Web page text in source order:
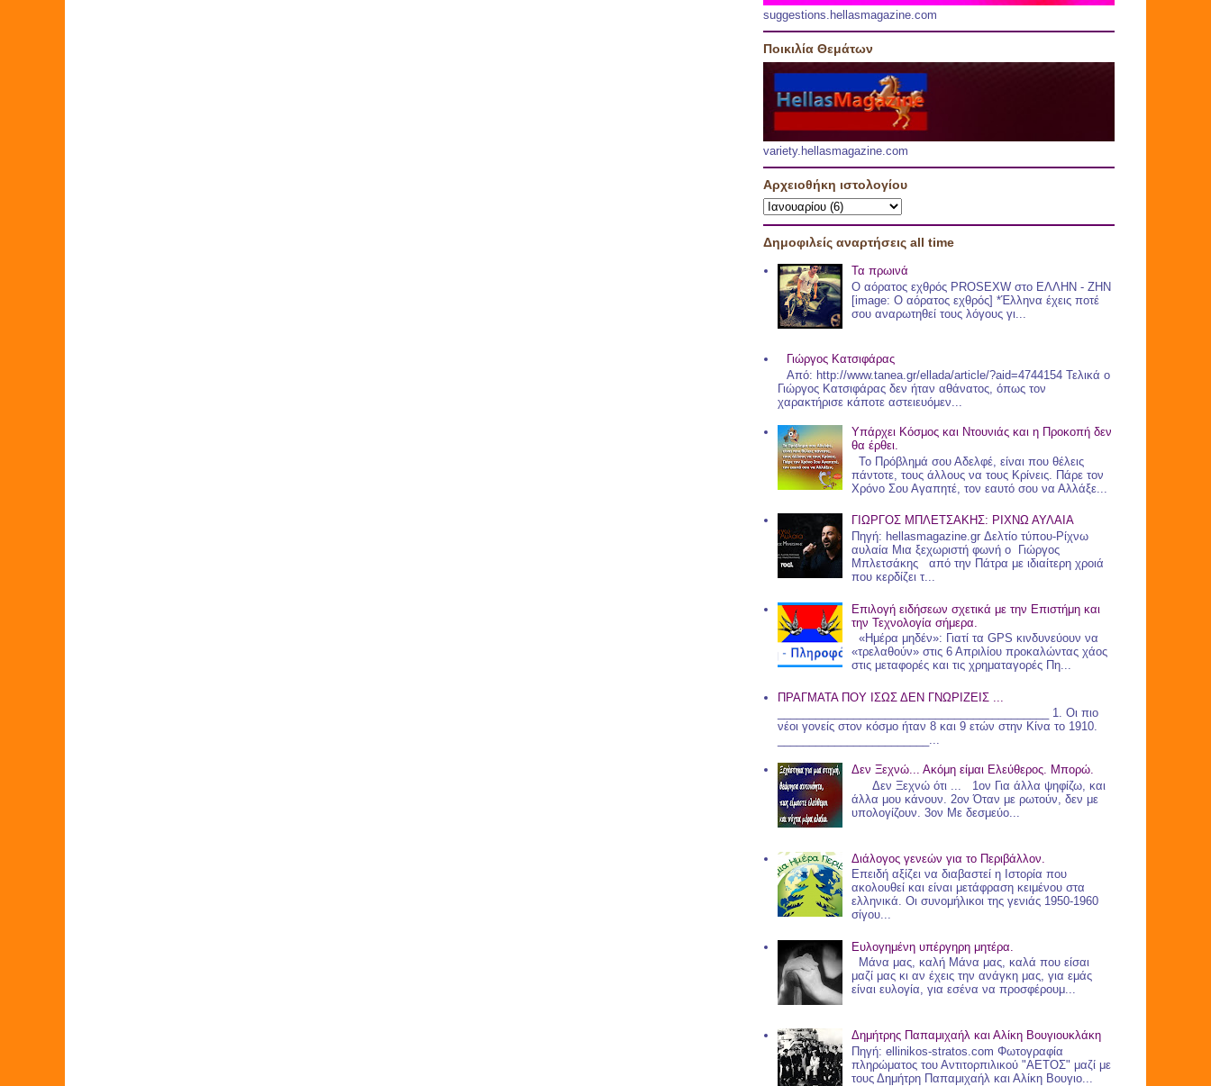
suggestions.hellasmagazine.com
Ποικιλία Θεμάτων
variety.hellasmagazine.com
Αρχειοθήκη ιστολογίου
Δημοφιλείς αναρτήσεις all time
Τα πρωινά
Ο αόρατος εχθρός PROSEXW στο ΕΛΛΗΝ - ΖHN
[image: Ο αόρατος εχθρός] *Έλληνα έχεις ποτέ
σου αναρωτηθεί τους λόγους γι...
Γιώργος Κατσιφάρας
Από: http://www.tanea.gr/ellada/article/?aid=4744154 Τελικά ο
Γιώργος Κατσιφάρας δεν ήταν αθάνατος, όπως τον
χαρακτήρισε κάποτε αστειευόμεν...
Υπάρχει Κόσμος και Ντουνιάς και η Προκοπή δεν
θα έρθει.
Το Πρόβλημά σου Αδελφέ, είναι που θέλεις
πάντοτε, τους άλλους να τους Κρίνεις. Πάρε τον
Χρόνο Σου Αγαπητέ, τον εαυτό σου να Αλλάξε...
ΓΙΩΡΓΟΣ ΜΠΛΕΤΣΑΚΗΣ: ΡΙΧΝΩ ΑΥΛΑΙΑ
Πηγή: hellasmagazine.gr Δελτίο τύπου-Ρίχνω
αυλαία Μια ξεχωριστή φωνή ο Γιώργος
Μπλετσάκης από την Πάτρα με ιδιαίτερη χροιά
που κερδίζει τ...
Επιλογή ειδήσεων σχετικά με την Επιστήμη και
την Τεχνολογία σήμερα.
«Ημέρα μηδέν»: Γιατί τα GPS κινδυνεύουν να
«τρελαθούν» στις 6 Απριλίου προκαλώντας χάος
στις μεταφορές και τις χρηματαγορές Πη...
ΠΡΑΓΜΑΤΑ ΠΟΥ ΙΣΩΣ ΔΕΝ ΓΝΩΡΙΖΕΙΣ ...
___________________________________________ 1. Οι πιο
νέοι γονείς στον κόσμο ήταν 8 και 9 ετών στην Κίνα το 1910.
________________________...
Δεν Ξεχνώ... Ακόμη είμαι Ελεύθερος. Μπορώ.
Δεν Ξεχνώ ότι ... 1ον Για άλλα ψηφίζω, και
άλλα μου κάνουν. 2ον Όταν με ρωτούν, δεν με
υπολογίζουν. 3ον Με δεσμεύο...
Διάλογος γενεών για το Περιβάλλον.
Επειδή αξίζει να διαβαστεί η Ιστορία που
ακολουθεί και είναι μετάφραση κειμένου στα
ελληνικά. Οι συνομήλικοι της γενιάς 1950-1960
σίγου...
Ευλογημένη υπέργηρη μητέρα.
Μάνα μας, καλή Μάνα μας, καλά που είσαι
μαζί μας κι αν έχεις την ανάγκη μας, για εμάς
είναι ευλογία, για εσένα να προσφέρουμ...
Δημήτρης Παπαμιχαήλ και Αλίκη Βουγιουκλάκη
Πηγή: ellinikos-stratos.com Φωτογραφία
πληρώματος του Αντιτορπιλικού "ΑΕΤΟΣ" μαζί με
τους Δημήτρη Παπαμιχαήλ και Αλίκη Βουγιο...